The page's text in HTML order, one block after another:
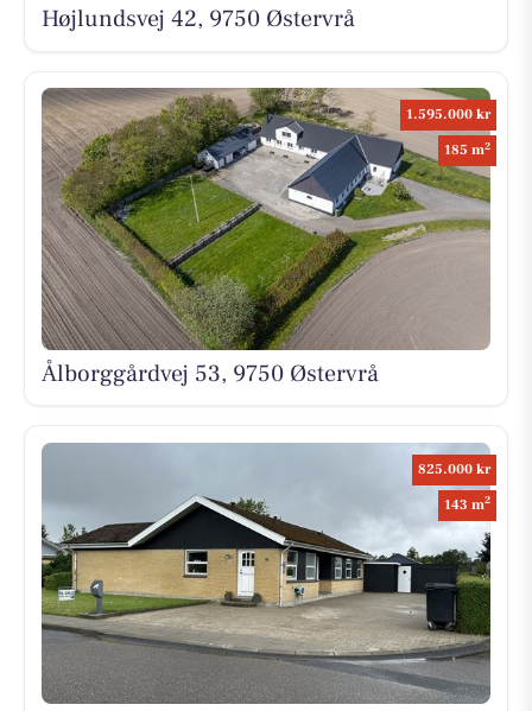
Højlundsvej 42, 9750 Østervrå
1.595.000 kr
185 m2
Ålborggårdvej 53, 9750 Østervrå
825.000 kr
143 m2